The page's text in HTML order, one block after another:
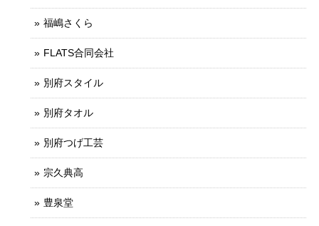
福嶋さくら
FLATS合同会社
別府スタイル
別府タオル
別府つげ工芸
宗久典高
豊泉堂